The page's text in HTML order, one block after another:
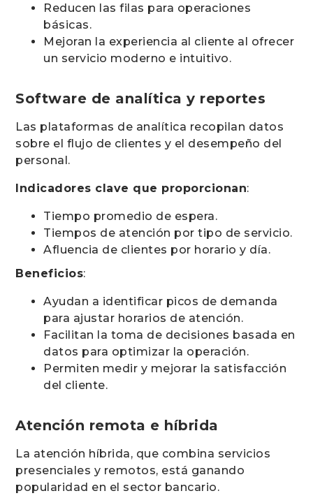
Reducen las filas para operaciones
básicas.
Mejoran la experiencia al cliente al ofrecer
un servicio moderno e intuitivo.
Software de analítica y reportes
Las plataformas de analítica recopilan datos
sobre el flujo de clientes y el desempeño del
personal.
Indicadores clave que proporcionan:
Tiempo promedio de espera.
Tiempos de atención por tipo de servicio.
Afluencia de clientes por horario y día.
Beneficios:
Ayudan a identificar picos de demanda
para ajustar horarios de atención.
Facilitan la toma de decisiones basada en
datos para optimizar la operación.
Permiten medir y mejorar la satisfacción
del cliente.
Atención remota e híbrida
La atención híbrida, que combina servicios
presenciales y remotos, está ganando
popularidad en el sector bancario.